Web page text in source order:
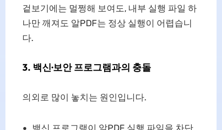
겉보기에는 멀쩡해 보여도, 내부 실행 파일 하
나만 깨져도 알PDF는 정상 실행이 어렵습니
다.
3. 백신·보안 프로그램과의 충돌
의외로 많이 놓치는 원인입니다.